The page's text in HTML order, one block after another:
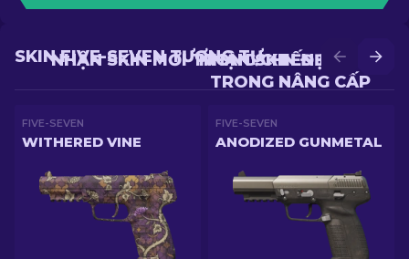
NHẬN SKIN ĐẸP HƠN
TRONG NÂNG CẤP
NHẬN SKIN MỚI TRONG CHIẾN ĐẤU
SKIN FIVE-SEVEN TƯƠNG TỰ
FIVE-SEVEN
WITHERED VINE
FIVE-SEVEN
ANODIZED GUNMETAL